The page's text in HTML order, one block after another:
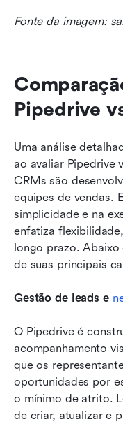
Fonte da imagem:
Pipedrive
Uma análise
ao avaliar Pipedrive
CRMs são
equipes de vendas.
simplicidade e na
enfatiza
longo prazo. Abaixo
de suas principais
Gestão de leads e
O Pipedrive é
acompanhamento
que os
oportunidades por
o mínimo de atrito.
de criar, atualizar e